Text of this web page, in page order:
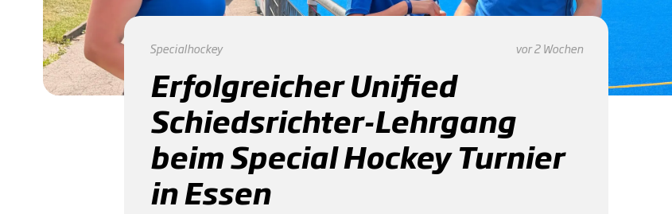
Specialhockey vor 2 Wochen
Erfolgreicher Unified
Schiedsrichter-Lehrgang
beim Special Hockey Turnier
in Essen